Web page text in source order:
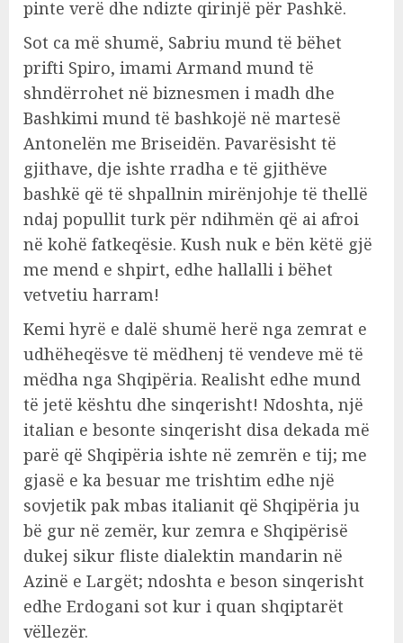
pinte verë dhe ndizte qirinjë për Pashkë.
Sot ca më shumë, Sabriu mund të bëhet
prifti Spiro, imami Armand mund të
shndërrohet në biznesmen i madh dhe
Bashkimi mund të bashkojë në martesë
Antonelën me Briseidën. Pavarësisht të
gjithave, dje ishte rradha e të gjithëve
bashkë që të shpallnin mirënjohje të thellë
ndaj popullit turk për ndihmën që ai afroi
në kohë fatkeqësie. Kush nuk e bën këtë gjë
me mend e shpirt, edhe hallalli i bëhet
vetvetiu harram!
Kemi hyrë e dalë shumë herë nga zemrat e
udhëheqësve të mëdhenj të vendeve më të
mëdha nga Shqipëria. Realisht edhe mund
të jetë kështu dhe sinqerisht! Ndoshta, një
italian e besonte sinqerisht disa dekada më
parë që Shqipëria ishte në zemrën e tij; me
gjasë e ka besuar me trishtim edhe një
sovjetik pak mbas italianit që Shqipëria ju
bë gur në zemër, kur zemra e Shqipërisë
dukej sikur fliste dialektin mandarin në
Azinë e Largët; ndoshta e beson sinqerisht
edhe Erdogani sot kur i quan shqiptarët
vëllezër.